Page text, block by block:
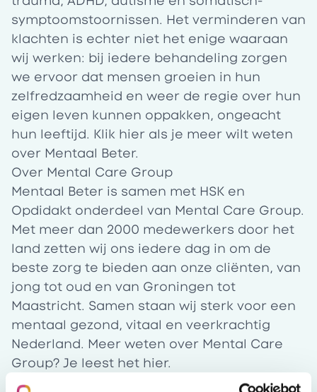
symptoomstoornissen. Het verminderen van
klachten is echter niet het enige waaraan
wij werken: bij iedere behandeling zorgen
we ervoor dat mensen groeien in hun
zelfredzaamheid en weer de regie over hun
eigen leven kunnen oppakken, ongeacht
hun leeftijd. Klik hier als je meer wilt weten
over Mentaal Beter.
Over Mental Care Group
Mentaal Beter is samen met HSK en
Opdidakt onderdeel van Mental Care Group.
Met meer dan 2000 medewerkers door het
land zetten wij ons iedere dag in om de
beste zorg te bieden aan onze cliënten, van
jong tot oud en van Groningen tot
Maastricht. Samen staan wij sterk voor een
mentaal gezond, vitaal en veerkrachtig
Nederland. Meer weten over Mental Care
Group? Je leest het hier.